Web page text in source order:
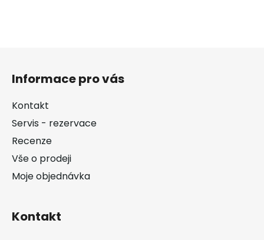
Informace pro vás
Kontakt
Servis - rezervace
Recenze
Vše o prodeji
Moje objednávka
Kontakt